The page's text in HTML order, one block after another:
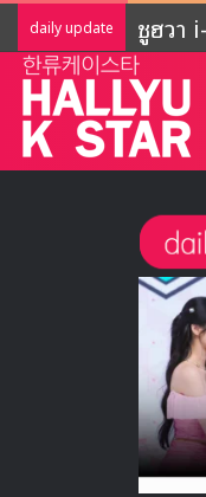
daily update